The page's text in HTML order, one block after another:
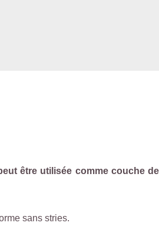
être utilisée comme couche de
sans stries.